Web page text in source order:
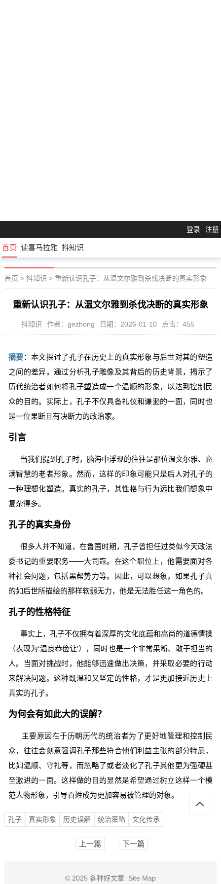
登录 注册
首页 读喜马拉雅 抖知识
首页 > 抖知识 > 重新认识孔子：从温文尔雅到杀伐决断的真实形象
重新认识孔子：从温文尔雅到杀伐决断的真实形象
抖知识 作者：gezhong 日期：2026-01-10 点击：455
摘要：本文探讨了孔子在历史上的真实形象与后世对其的塑造
之间的差异。通过分析孔子雕像及其背后的历史背景，揭示了
历代统治者如何将孔子塑造成一个温顺的形象，以达到控制民
众的目的。实际上，孔子不仅具备礼仪和谦逊的一面，同时也
是一位果断且有决断力的政治家。
引言
当我们提到孔子时，脑海中浮现的往往是那位温文尔雅、充
满智慧的老者形象。然而，这样的印象可能只是后人对孔子的
一种理想化塑造。真实的孔子，其性格与行为远比我们想象中
复杂得多。
孔子的真实身份
很多人并不知道，在鲁国时期，孔子曾担任过类似今天政法
委书记的重要职务——大司寇。在这个职位上，他需要面对各
种社会问题，包括黑帮势力等。因此，可以想象，如果孔子真
的如后世所描绘的那样软弱无力，他是无法胜任这一角色的。
孔子的性格特征
事实上，孔子不仅拥有着深厚的文化底蕴和高尚的道德情操
（表现为‘温良恭俭让’），同时也是一个非常果断、敢于担当的
人。当面对挑战时，他能够迅速做出决策，并采取必要的行动
来解决问题。这种既温和又坚定的性格，才是更加接近历史上
真实的孔子。
为何会有如此大的误解？
主要原因在于历朝历代的统治者为了更好地管理和控制民
众，往往会刻意强调孔子那些符合他们利益主张的部分特质，
比如温顺、守礼等，而忽略了或者淡化了孔子其他更为强硬甚
至激进的一面。这样做的目的显然是希望通过树立这样一个模
范人物形象，引导百姓成为更加容易被管理的对象。
孔子 真实形象 历史误解 统治策略 文化传承
上一篇 下一篇
© 2025 各种好文章 Site Map